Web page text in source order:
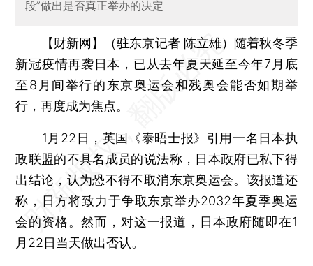
段”做出是否真正举办的决定
【财新网】（驻东京记者 陈立雄） 随着秋冬季
新冠疫情再袭日本，已从去年夏天延至今年7月底
至8月间举行的东京奥运会和残奥会能否如期举
行，再度成为焦点。
1月22日，英国《泰晤士报》引用一名日本执
政联盟的不具名成员的说法称，日本政府已私下得
出结论，认为恐不得不取消东京奥运会。该报道还
称，日方将致力于争取东京举办2032年夏季奥运
会的资格。然而，对这一报道，日本政府随即在1
月22日当天做出否认。